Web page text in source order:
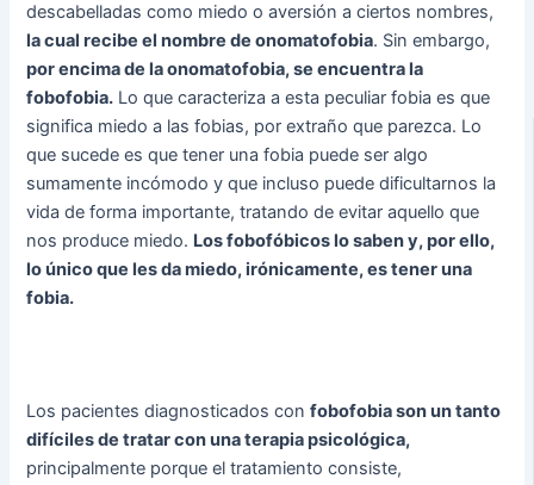
descabelladas como miedo o aversión a ciertos nombres,
la cual recibe el nombre de onomatofobia. Sin embargo,
por encima de la onomatofobia, se encuentra la
fobofobia. Lo que caracteriza a esta peculiar fobia es que
significa miedo a las fobias, por extraño que parezca. Lo
que sucede es que tener una fobia puede ser algo
sumamente incómodo y que incluso puede dificultarnos la
vida de forma importante, tratando de evitar aquello que
nos produce miedo. Los fobofóbicos lo saben y, por ello,
lo único que les da miedo, irónicamente, es tener una
fobia.
Los pacientes diagnosticados confobofobia son un tanto
difíciles de tratar con una terapia psicológica,
principalmente porque el tratamiento consiste,